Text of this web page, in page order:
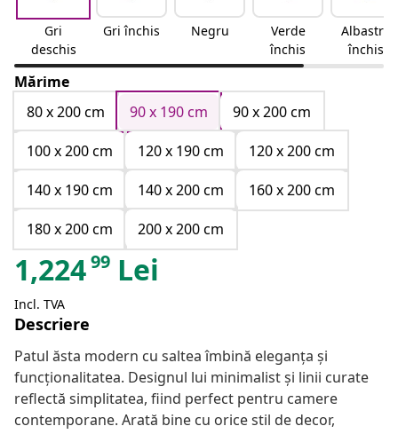
Gri
deschis
Gri închis Negru
Verde
închis
Albastru
închis
Mărime
80 x 200 cm
90 x 190 cm
90 x 200 cm
100 x 200 cm
120 x 190 cm
120 x 200 cm
140 x 190 cm
140 x 200 cm
160 x 200 cm
180 x 200 cm
200 x 200 cm
1,22499 Lei
Incl. TVA
Descriere
Patul ăsta modern cu saltea îmbină eleganța și
funcționalitatea. Designul lui minimalist și linii curate
reflectă simplitatea, fiind perfect pentru camere
contemporane. Arată bine cu orice stil de decor,